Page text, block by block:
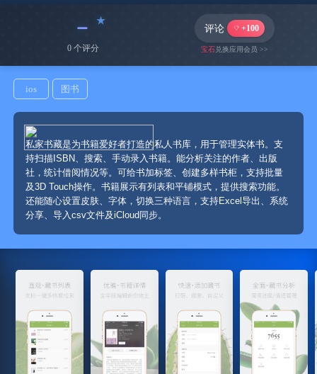
私家书藏-纯粹的图书管家
﹣
0 个评分
评论 +100
宝石兑换应用会员 >>
ios 图书
私家书藏是为书籍爱好者打造的私人书库，用于管理实体书。支
持扫描ISBN、搜索、手动录入书籍。能分析关注的作者、出版
社，统计借阅情况等。可给书加标签、创建多样书柜，支持批量
及3D Touch操作。书籍展示有列表和平铺模式，提供搜索功能。
还能随心设置皮肤、字体，切换三种语言，支持Excel导出、系统
分享、导入csv文件及iCloud同步。